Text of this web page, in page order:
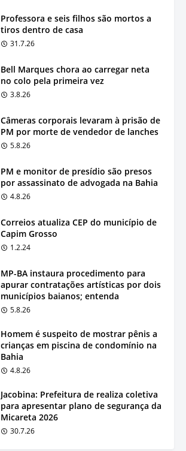
Professora e seis filhos são mortos a
tiros dentro de casa
31.7.26
Bell Marques chora ao carregar neta
no colo pela primeira vez
3.8.26
Câmeras corporais levaram à prisão de
PM por morte de vendedor de lanches
5.8.26
PM e monitor de presídio são presos
por assassinato de advogada na Bahia
4.8.26
Correios atualiza CEP do município de
Capim Grosso
1.2.24
MP-BA instaura procedimento para
apurar contratações artísticas por dois
municípios baianos; entenda
5.8.26
Homem é suspeito de mostrar pênis a
crianças em piscina de condomínio na
Bahia
4.8.26
Jacobina: Prefeitura de realiza coletiva
para apresentar plano de segurança da
Micareta 2026
30.7.26